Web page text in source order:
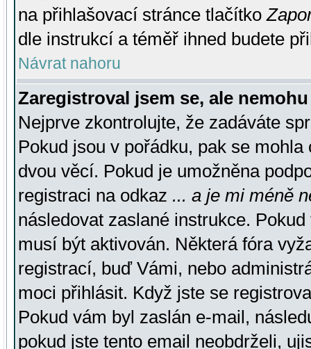
na přihlašovací stránce tlačítko
dle instrukcí a téměř ihned budete
Návrat nahoru
Zaregistroval jsem se, ale
Nejprve zkontrolujte, že zadáváte
Pokud jsou v pořádku, pak se
dvou věcí. Pokud je umožněna
registraci na odkaz ... a je mi méně
následovat zaslané instrukce.
musí být aktivován. Některá fóra
registrací, buď Vámi, nebo
moci přihlásit. Když jste se
Pokud vám byl zaslán e-mail,
pokud jste tento email neobdrželi,